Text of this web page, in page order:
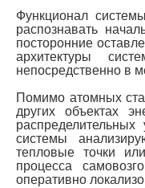
Функционал
распознавать
посторонние
архитектуры
непосредственно в
Помимо атомных
других объектах
системы
тепловые точки
процесса
оперативно